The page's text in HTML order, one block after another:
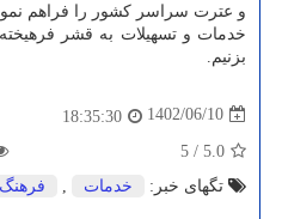
و عترت سراسر کشور را فراهم
خدمات و تسهیلات به قشر
بزنیم.
1402/06/10
18:35:30
5.0
/
5
تگهای خبر:
خدمات فرهنگ